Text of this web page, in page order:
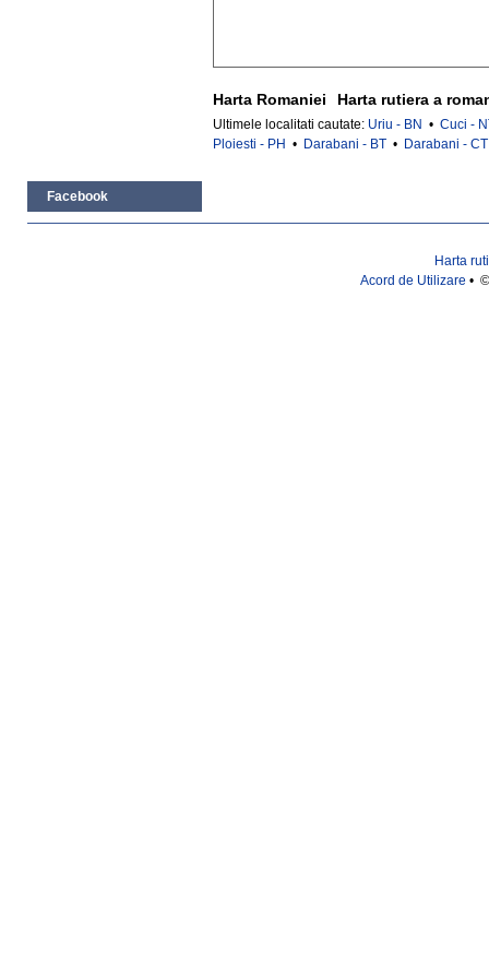
Facebook
Harta Romaniei Harta rutiera a
Ultimele localitati cautate: Uriu - BN • Cuci -
Ploiesti - PH • Darabani - BT • Darabani - CT
Harta
Acord de Utilizare •